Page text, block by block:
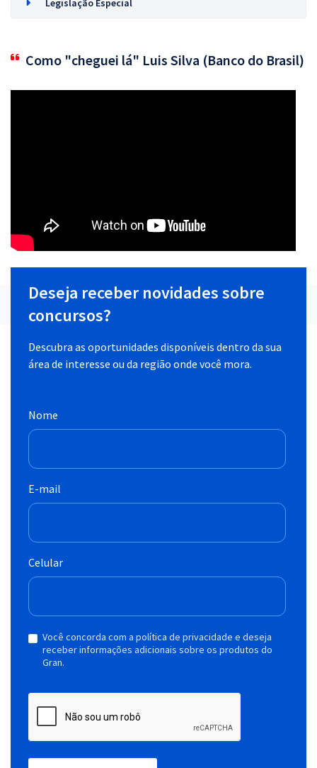
Legislação Especial
Como "cheguei lá" Luis Silva (Banco do Brasil)
Deseja receber novidades sobre
concursos?
Descubra as oportunidades disponíveis dentro da sua
área de interesse ou da região onde você mora.
Nome
E-mail
Celular
Você concorda com a política de privacidade e deseja
receber informações adicionais sobre os produtos do
Gran.